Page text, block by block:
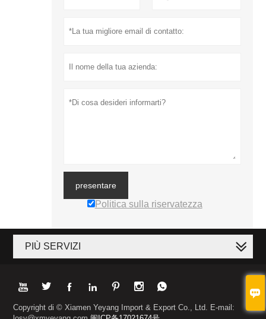

presentare
Politica sulla riservatezza
PIÙ SERVIZI
      
Copyright di © Xiamen Yeyang Import & Export Co., Ltd. E-mail: